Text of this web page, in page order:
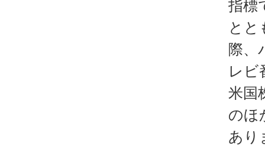
指標
とと
際、
レビ
米国
のほ
あり